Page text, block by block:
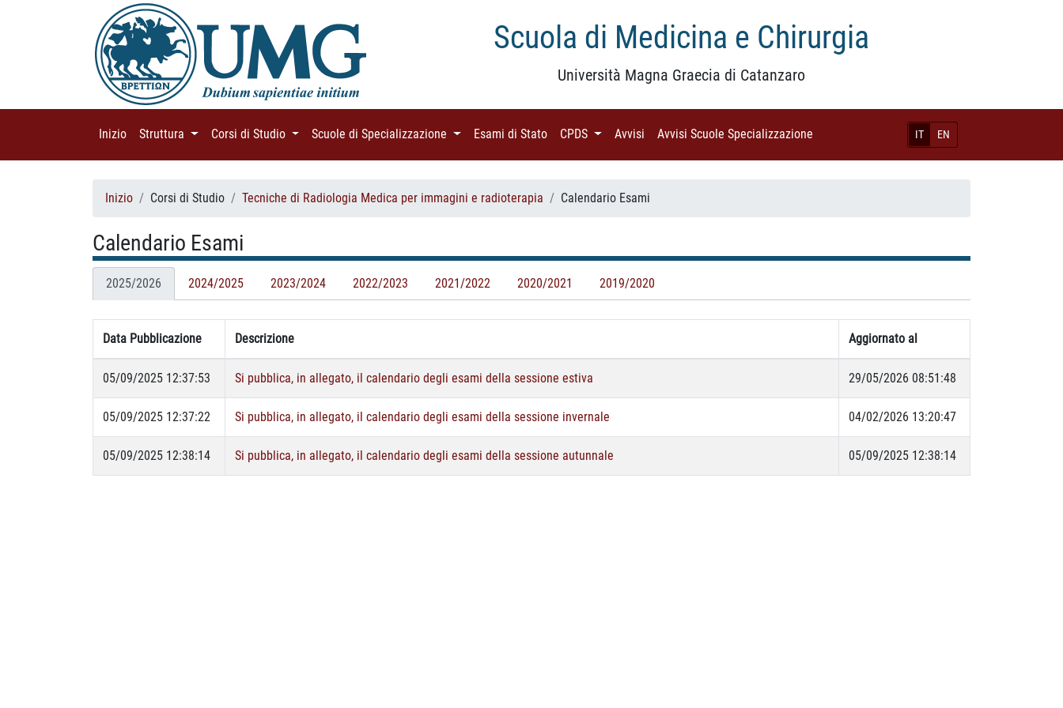
Scuola di Medicina e Chirurgia
Università Magna Graecia di Catanzaro
IT EN
Inizio (current)
Struttura (current)Corsi di Studio (current)Scuole di Specializzazione (current)Esami di Stato (current)
CPDS (current)
Avvisi (current)
Avvisi Scuole Specializzazione
Inizio Corsi di Studio Tecniche di Radiologia Medica per immagini e radioterapia Calendario Esami
Calendario Esami
2025/2026 2024/2025 2023/2024 2022/2023 2021/2022 2020/2021 2019/2020
Data Pubblicazione Descrizione Aggiornato al
05/09/2025 12:37:53 Si pubblica, in allegato, il calendario degli esami della sessione estiva 29/05/2026 08:51:48
05/09/2025 12:37:22 Si pubblica, in allegato, il calendario degli esami della sessione invernale 04/02/2026 13:20:47
05/09/2025 12:38:14 Si pubblica, in allegato, il calendario degli esami della sessione autunnale 05/09/2025 12:38:14